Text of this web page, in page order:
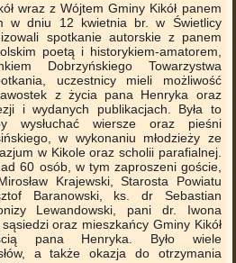
wraz z Wójtem Gminy Kikół panem
w dniu 12 kwietnia br. w Świetlicy
spotkanie autorskie z panem
poetą i historykiem-amatorem,
Dobrzyńskiego Towarzystwa
uczestnicy mieli możliwość
z życia pana Henryka oraz
i wydanych publikacjach. Była to
wysłuchać wiersze oraz pieśni
w wykonaniu młodzieży ze
w Kikole oraz scholii parafialnej.
60 osób, w tym zaproszeni goście,
Krajewski, Starosta Powiatu
Baranowski, ks. dr Sebastian
Lewandowski, pani dr. Iwona
oraz mieszkańcy Gminy Kikół
pana Henryka. Było wiele
a także okazja do otrzymania